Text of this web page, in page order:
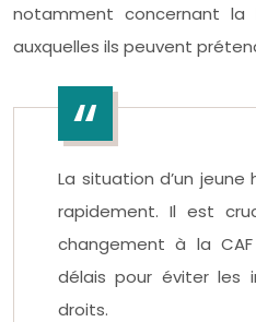
notamment concernant
auxquelles ils peuvent
La situation d’un
rapidement. Il est
changement à la
délais pour éviter les
droits.